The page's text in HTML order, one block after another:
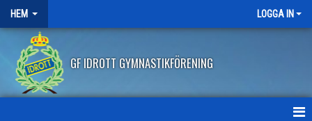
HEM LOGGA IN
GF IDROTT GYMNASTIKFÖRENING